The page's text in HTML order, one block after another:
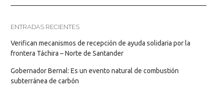
ENTRADAS RECIENTES
Verifican mecanismos de recepción de ayuda solidaria por la
frontera Táchira – Norte de Santander
Gobernador Bernal: Es un evento natural de combustión
subterránea de carbón